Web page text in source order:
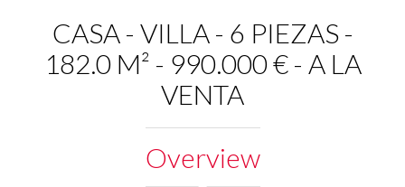
CASA - VILLA - 6 PIEZAS -
182.0 M² - 990.000 € - A LA
VENTA
Overview